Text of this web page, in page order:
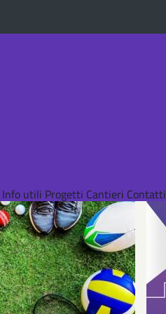
Info utili Progetti Cantieri Contatti